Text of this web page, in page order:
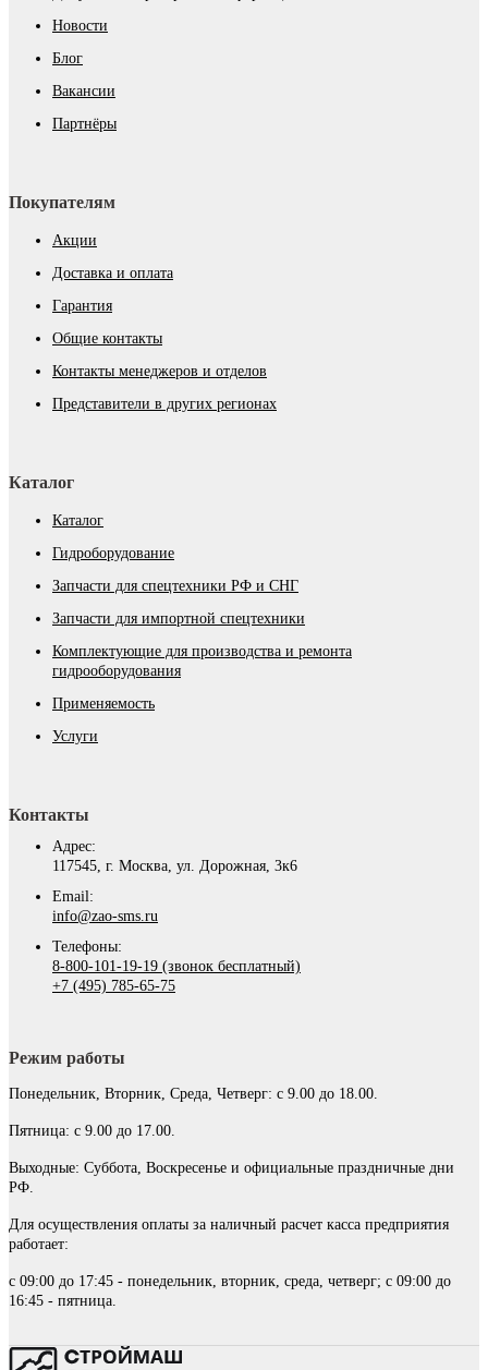
Новости
Блог
Вакансии
Партнёры
Покупателям
Акции
Доставка и оплата
Гарантия
Общие контакты
Контакты менеджеров и отделов
Представители в других регионах
Каталог
Каталог
Гидроборудование
Запчасти для спецтехники РФ и СНГ
Запчасти для импортной спецтехники
Комплектующие для производства и ремонта
гидрооборудования
Применяемость
Услуги
Контакты
Адрес:
117545, г. Москва, ул. Дорожная, 3к6
Email:
info@zao-sms.ru
Телефоны:
8-800-101-19-19 (звонок бесплатный)
+7 (495) 785-65-75
Режим работы
Понедельник, Вторник, Среда, Четверг: с 9.00 до 18.00.
Пятница: с 9.00 до 17.00.
Выходные: Суббота, Воскресенье и официальные праздничные дни
РФ.
Для осуществления оплаты за наличный расчет касса предприятия
работает:
с 09:00 до 17:45 - понедельник, вторник, среда, четверг; с 09:00 до
16:45 - пятница.